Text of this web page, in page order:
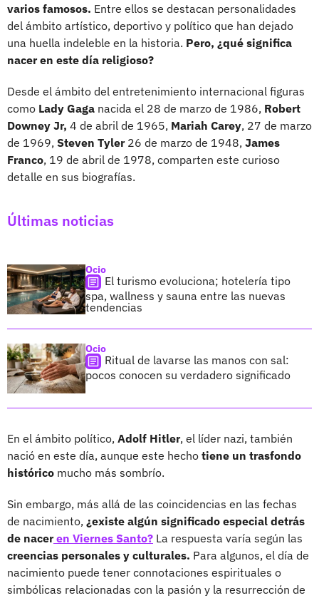
varios famosos. Entre ellos se destacan personalidades
del ámbito artístico, deportivo y político que han dejado
una huella indeleble en la historia. Pero, ¿qué significa
nacer en este día religioso?
Desde el ámbito del entretenimiento internacional figuras
como Lady Gaga nacida el 28 de marzo de 1986, Robert
Downey Jr, 4 de abril de 1965, Mariah Carey, 27 de marzo
de 1969, Steven Tyler26 de marzo de 1948, James
Franco, 19 de abril de 1978, comparten este curioso
detalle en sus biografías.
Últimas noticias
Ocio
El turismo evoluciona; hotelería tipo
spa, wallness y sauna entre las nuevas
tendencias
Ocio
Ritual de lavarse las manos con sal:
pocos conocen su verdadero significado
En el ámbito político, Adolf Hitler, el líder nazi, también
nació en este día, aunque este hecho tiene un trasfondo
histórico mucho más sombrío.
Sin embargo, más allá de las coincidencias en las fechas
de nacimiento, ¿existe algún significado especial detrás
de naceren Viernes Santo? La respuesta varía según las
creencias personales y culturales. Para algunos, el día de
nacimiento puede tener connotaciones espirituales o
simbólicas relacionadas con la pasión y la resurrección de